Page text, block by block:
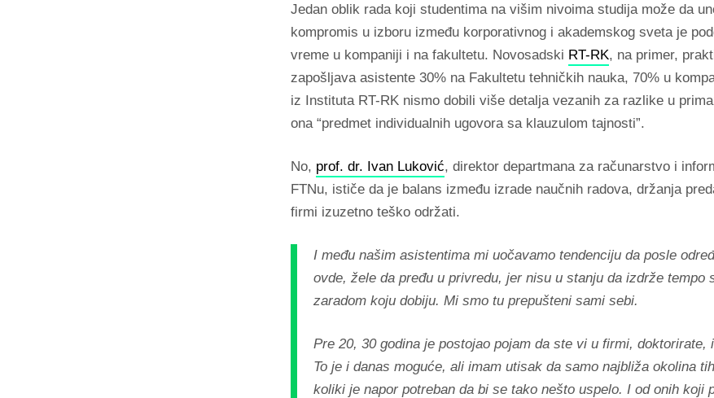
Jedan oblik rada koji studentima na višim nivoima studija može da
kompromis u izboru između korporativnog i akademskog sveta je
vreme u kompaniji i na fakultetu. Novosadski RT-RK, na primer,
zapošljava asistente 30% na Fakultetu tehničkih nauka, 70% u
iz Instituta RT-RK nismo dobili više detalja vezanih za razlike u
ona “predmet individualnih ugovora sa klauzulom tajnosti”.
No, prof. dr. Ivan Luković, direktor departmana za računarstvo i
FTNu, ističe da je balans između izrade naučnih radova, držanja
firmi izuzetno teško održati.
I među našim asistentima mi uočavamo tendenciju da posle
ovde, žele da pređu u privredu, jer nisu u stanju da izdrže tempo
zaradom koju dobiju. Mi smo tu prepušteni sami sebi.
Pre 20, 30 godina je postojao pojam da ste vi u firmi, doktorirate,
To je i danas moguće, ali imam utisak da samo najbliža okolina
koliki je napor potreban da bi se tako nešto uspelo. I od onih koji